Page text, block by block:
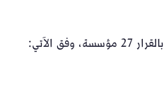
الآتي: